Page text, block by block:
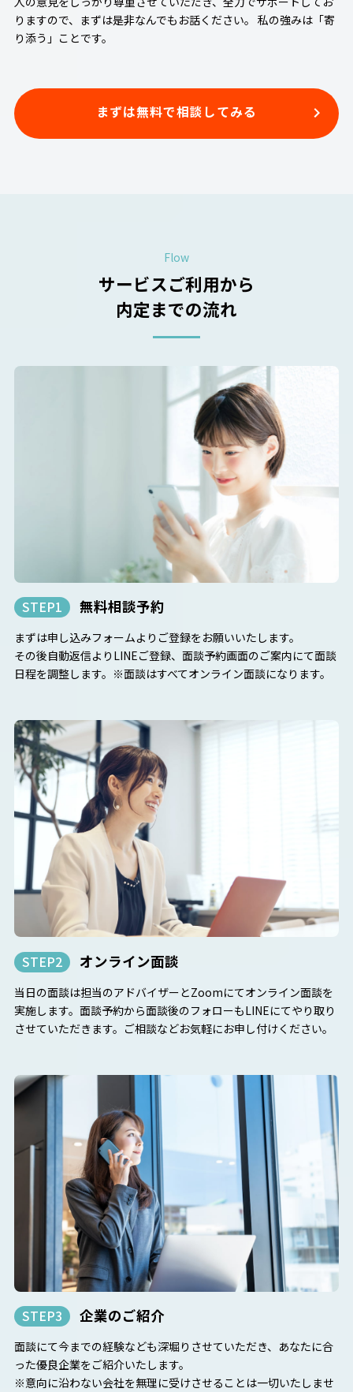
りますので、まずは是非なんでもお話ください。 私の強みは「寄
り添う」ことです。
まずは無料で相談してみる
Flow
サービスご利用から
内定までの流れ
STEP1 無料相談予約
まずは申し込みフォームよりご登録をお願いいたします。
その後自動返信よりLINEご登録、面談予約画面のご案内にて面談
日程を調整します。※面談はすべてオンライン面談になります。
STEP2 オンライン面談
当日の面談は担当のアドバイザーとZoomにてオンライン面談を
実施します。面談予約から面談後のフォローもLINEにてやり取り
させていただきます。ご相談などお気軽にお申し付けください。
STEP3 企業のご紹介
面談にて今までの経験なども深堀りさせていただき、あなたに合
った優良企業をご紹介いたします。
※意向に沿わない会社を無理に受けさせることは一切いたしませ